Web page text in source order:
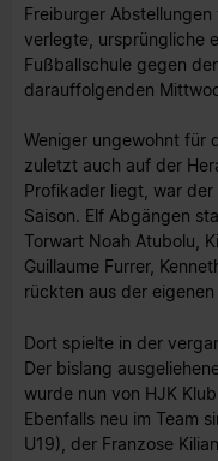
Freiburger
verlegte, ursprüngliche
Fußballschule gegen
darauffolgenden
Weniger ungewohnt für
zuletzt auch auf der
Profikader liegt, war
Saison. Elf Abgängen
Torwart Noah Atubolu,
Guillaume Furrer,
rückten aus der eigenen
Dort spielte in der
Der bislang
wurde nun von HJK
Ebenfalls neu im Team
U19), der Franzose